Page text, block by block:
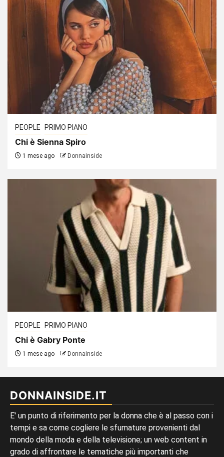
PEOPLE PRIMO PIANO
Chi è Sienna Spiro
1 mese ago Donnainside
PEOPLE PRIMO PIANO
Chi è Gabry Ponte
1 mese ago Donnainside
DONNAINSIDE.IT
E' un punto di riferimento per la donna che è al passo con i
tempi e sa come cogliere le sfumature provenienti dal
mondo della moda e della televisione; un web content in
grado di affrontare le tematiche più importanti che